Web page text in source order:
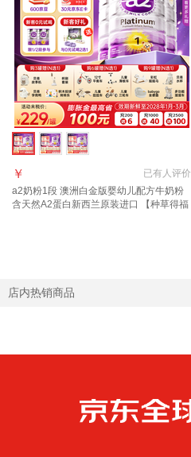
已有人评价
￥
a2奶粉1段 澳洲白金版婴幼儿配方牛奶粉
含天然A2蛋白新西兰原装进口 【种草得福
店内热销商品